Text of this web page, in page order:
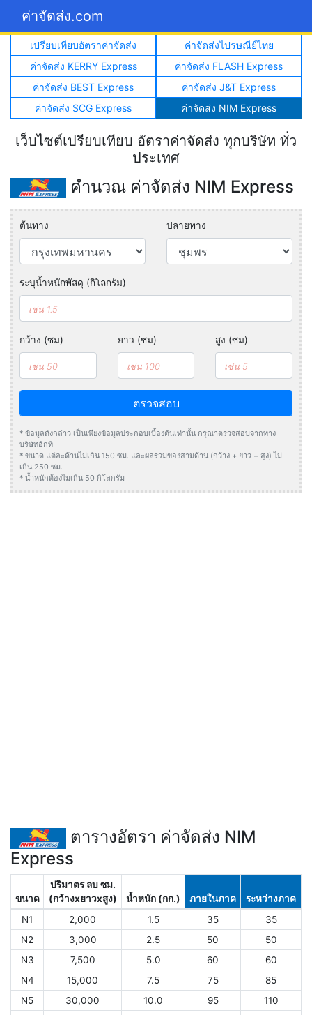
ค่าจัดส่ง.com
เปรียบเทียบอัตราค่าจัดส่ง
ค่าจัดส่งไปรษณีย์ไทย
ค่าจัดส่ง KERRY Express
ค่าจัดส่ง FLASH Express
ค่าจัดส่ง BEST Express
ค่าจัดส่ง J&T Express
ค่าจัดส่ง SCG Express
ค่าจัดส่ง NIM Express
เว็บไซต์เปรียบเทียบ อัตราค่าจัดส่ง ทุกบริษัท ทั่ว
ประเทศ
คำนวณ ค่าจัดส่ง NIM Express
ต้นทาง ปลายทาง
ระบุน้ำหนักพัสดุ (กิโลกรัม)
กว้าง (ซม) ยาว (ซม) สูง (ซม)
ตรวจสอบ
* ข้อมูลดังกล่าว เป็นเพียงข้อมูลประกอบเบื้องต้นเท่านั้น กรุณาตรวจสอบจากทาง
บริษัทอีกที
* ขนาด แต่ละด้านไม่เกิน 150 ซม. และผลรวมของสามด้าน (กว้าง + ยาว + สูง) ไม่
เกิน 250 ซม.
* น้ำหนักต้องไมเกิน 50 กิโลกรัม
ตารางอัตรา ค่าจัดส่ง NIM
Express
ขนาด
ปริมาตร ลบ ซม.
(กว้างxยาวxสูง)
น้ำหนัก (กก.) ภายในภาค
ระหว่างภาค
N1
2,000 1.5 35
35
N2
3,000 2.5 50
50
N3
7,500 5.0 60
60
N4
15,000 7.5 75
85
N5
30,000 10.0 95
110